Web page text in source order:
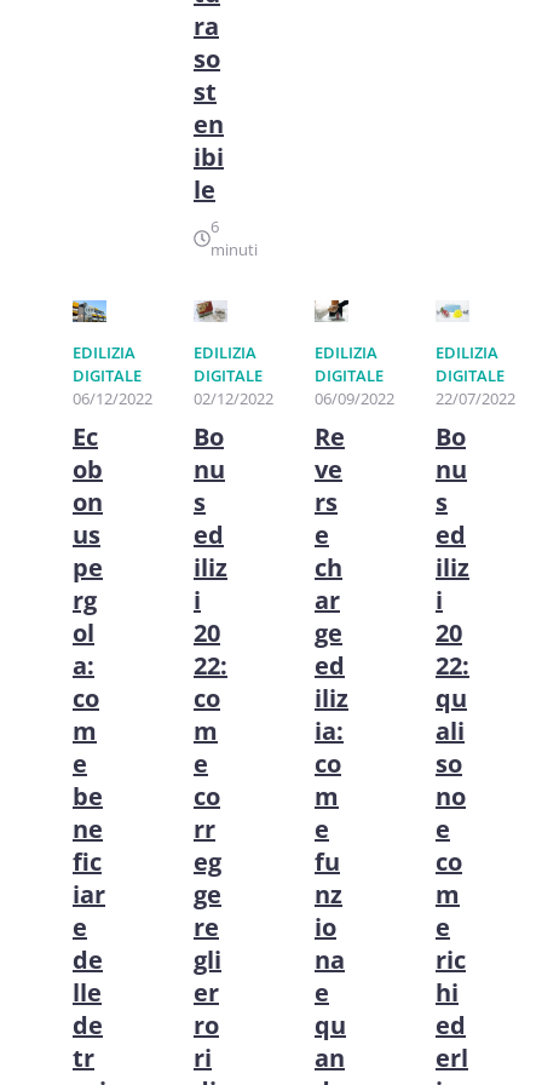
ra
so
st
en
ibi
le
6
minuti
EDILIZIA
DIGITALE
06/12/2022
Ec
ob
on
us
pe
rg
ol
a:
co
m
e
be
ne
fic
iar
e
de
lle
de
tr
EDILIZIA
DIGITALE
02/12/2022
Bo
nu
s
ed
iliz
i
20
22:
co
m
e
co
rr
eg
ge
re
gli
er
ro
ri
EDILIZIA
DIGITALE
06/09/2022
Re
ve
rs
e
ch
ar
ge
ed
iliz
ia:
co
m
e
fu
nz
io
na
e
qu
an
EDILIZIA
DIGITALE
22/07/2022
Bo
nu
s
ed
iliz
i
20
22:
qu
ali
so
no
e
co
m
e
ric
hi
ed
erl